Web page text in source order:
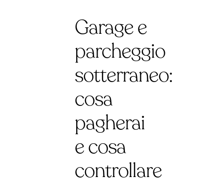
Garage e
parcheggio
sotterraneo:
cosa
pagherai
e cosa
controllare